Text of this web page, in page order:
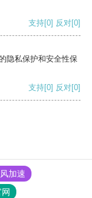
支持[0] 反对[0]
隐私保护和安全性保
支持[0] 反对[0]
加速